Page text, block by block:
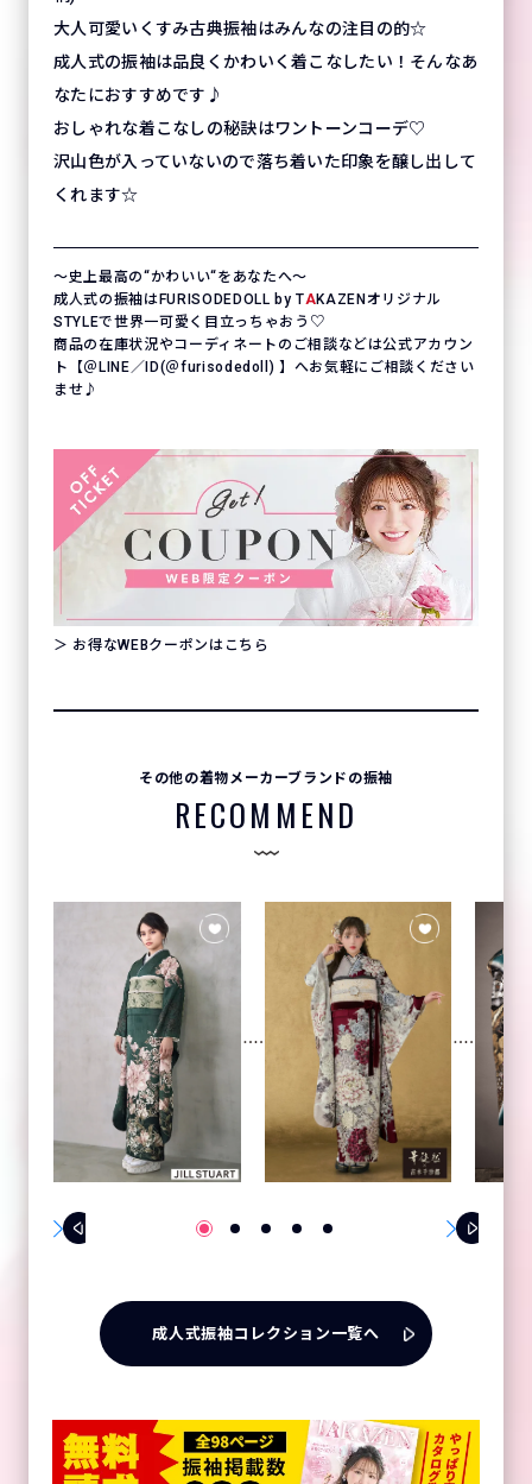
大人可愛いくすみ古典振袖はみんなの注目の的☆
成人式の振袖は品良くかわいく着こなしたい！そんなあ
なたにおすすめです♪
おしゃれな着こなしの秘訣はワントーンコーデ♡
沢山色が入っていないので落ち着いた印象を醸し出して
くれます☆
〜史上最高の“かわいい“をあなたへ〜
成人式の振袖はFURISODEDOLL by TAKAZENオリジナル
STYLEで世界一可愛く目立っちゃおう♡
商品の在庫状況やコーディネートのご相談などは公式アカウン
ト【＠LINE／ID(＠furisodedoll) 】へお気軽にご相談ください
ませ♪
＞ お得なWEBクーポンはこちら
その他の着物メーカーブランドの振袖
RECOMMEND
成人式振袖コレクション一覧へ